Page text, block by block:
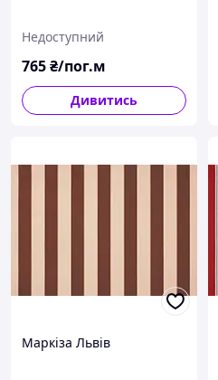
Недоступний
765₴/пог.м
Дивитись
Маркіза Львів